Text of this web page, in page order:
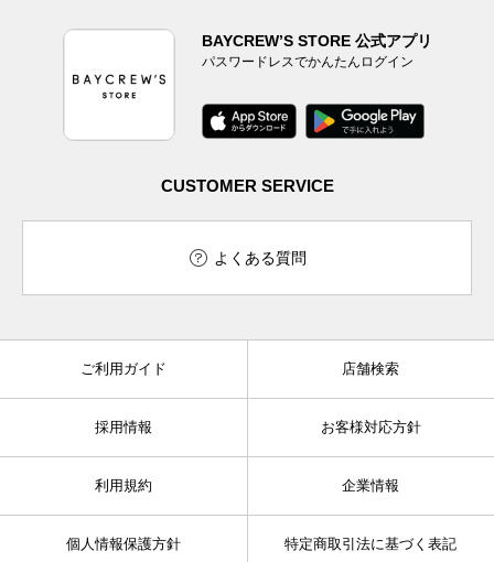
BAYCREW’S STORE 公式アプリ
パスワードレスでかんたんログイン
CUSTOMER SERVICE
よくある質問
ご利用ガイド 店舗検索
採用情報 お客様対応方針
利用規約 企業情報
個人情報保護方針 特定商取引法に基づく表記